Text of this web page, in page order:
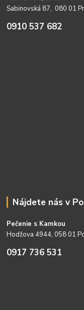
Sabinovská 87, 080 01
0910 537 682
Nájdete nás v
Pečenie s Kamkou
Hodžova 4944, 058 01
0917 736 531